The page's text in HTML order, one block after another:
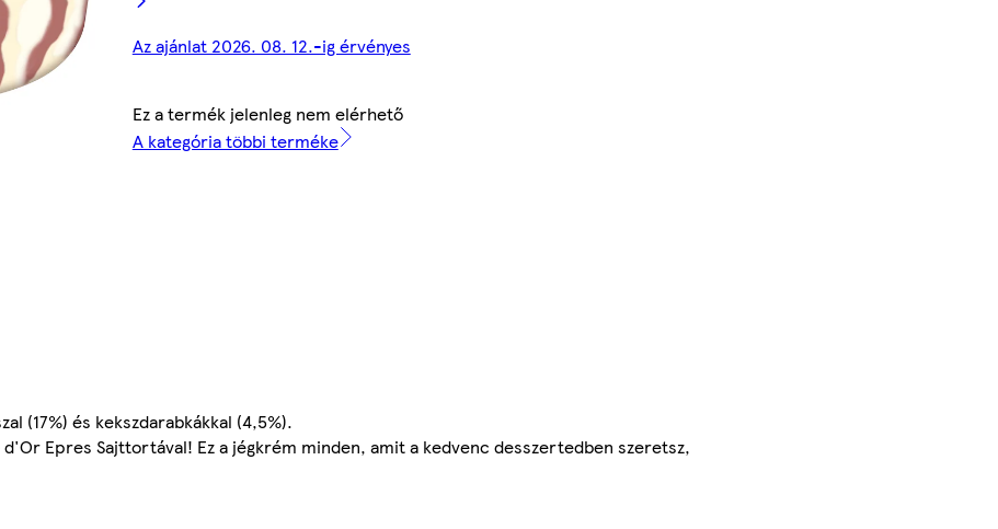
Az ajánlat 2026. 08. 12.-ig érvényes
Ez a termék jelenleg nem elérhető
A kategória többi terméke
(17%) és kekszdarabkákkal (4,5%).
Epres Sajttortával! Ez a jégkrém minden, amit a kedvenc desszertedben szeretsz,